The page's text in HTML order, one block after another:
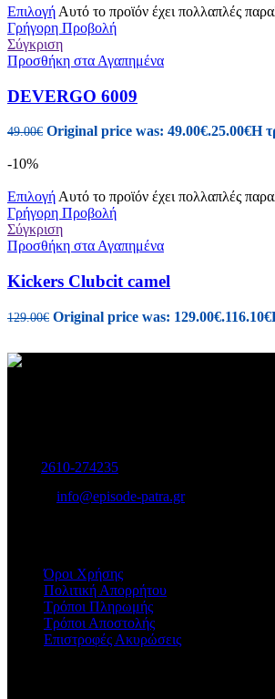
Επιλογή Αυτό το προϊόν έχει πολλαπλές
Γρήγορη Προβολή
Σύγκριση
Προσθήκη στα Αγαπημένα
DEVERGO 6009
49.00€ Original price was: 49.00€.25.00€Η
-10%
ΕπιλογήΑυτό το προϊόν έχει πολλαπλές
Γρήγορη Προβολή
Σύγκριση
Προσθήκη στα Αγαπημένα
Kickers Clubcit camel
129.00€ Original price was: 129.00€.116.10€
2610-274235
info@episode-patra.gr
Όροι Χρήσης
Πολιτική Απορρήτου
Τρόποι Πληρωμής
Τρόποι Αποστολής
Επιστροφές Ακυρώσεις